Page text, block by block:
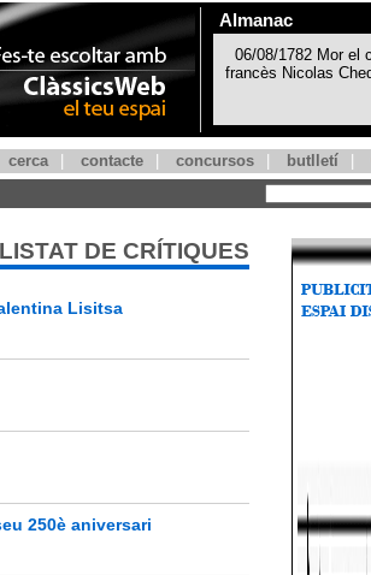
Almanac
cerca contacte concursos butlletí
DE CRÍTIQUES
Lisitsa
250è aniversari